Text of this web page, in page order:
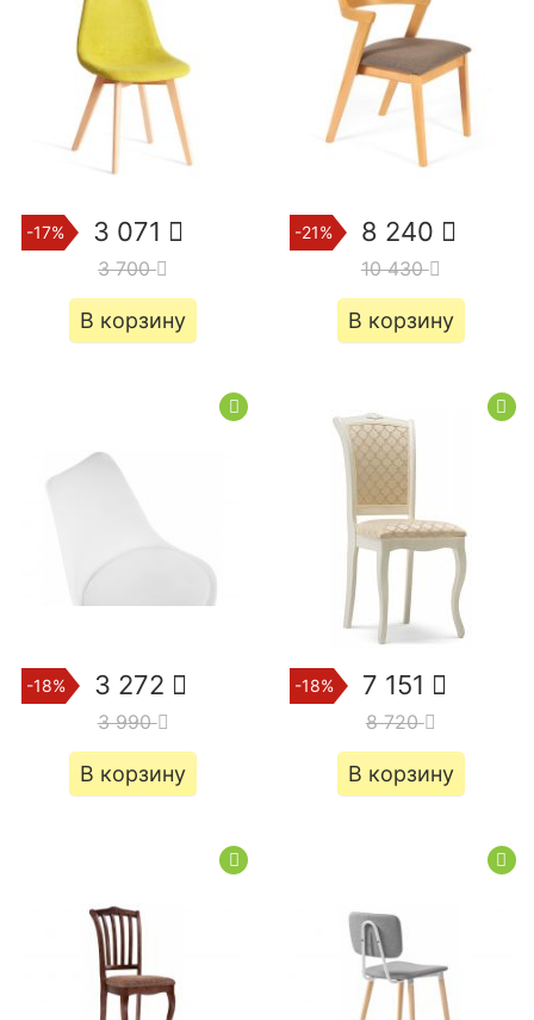
-17% 3 071
3 700
В корзину
-21% 8 240
10 430
В корзину
-18% 3 272
3 990
В корзину
-18% 7 151
8 720
В корзину